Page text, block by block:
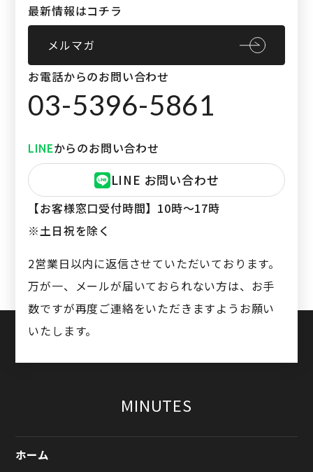
最新情報はコチラ
メルマガ
お電話からのお問い合わせ
03-5396-5861
LINEからのお問い合わせ
LINE お問い合わせ
【お客様窓口受付時間】 10時〜17時
※土日祝を除く
2営業日以内に返信させていただいております。
万が一、メールが届いておられない方は、お手
数ですが再度ご連絡をいただきますようお願い
いたします。
MINUTES
ホーム